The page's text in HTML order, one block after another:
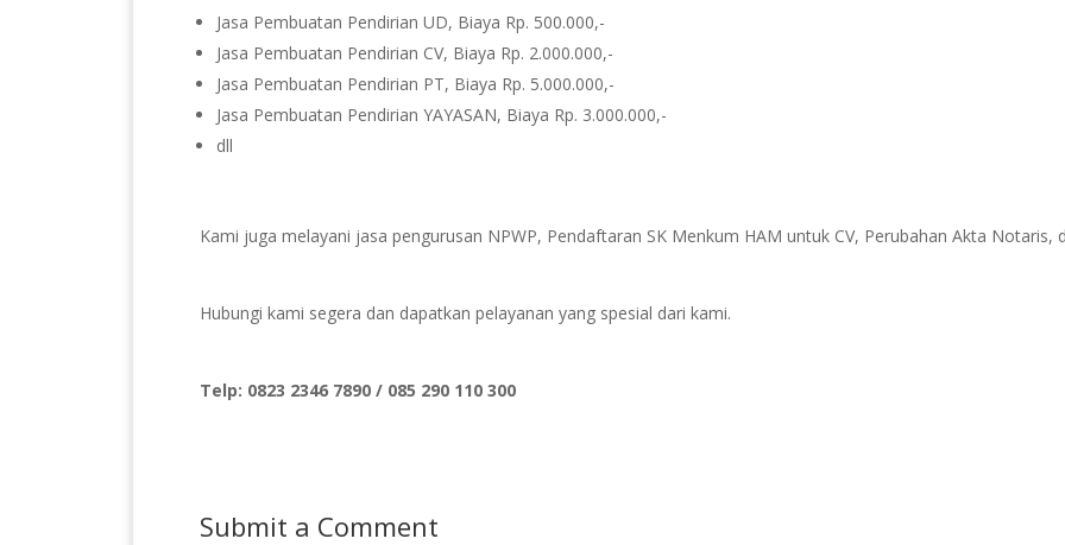
Jasa Pembuatan Pendirian UD, Biaya Rp. 500.000,-
Jasa Pembuatan Pendirian CV, Biaya Rp. 2.000.000,-
Jasa Pembuatan Pendirian PT, Biaya Rp. 5.000.000,-
Jasa Pembuatan Pendirian YAYASAN, Biaya Rp. 3.000.000,-
dll
Kami juga melayani jasa pengurusan NPWP, Pendaftaran SK Menkum HAM untuk CV, Perubahan Akta Notaris,
Hubungi kami segera dan dapatkan pelayanan yang spesial dari kami.
Telp: 0823 2346 7890 / 085 290 110 300
Submit a Comment